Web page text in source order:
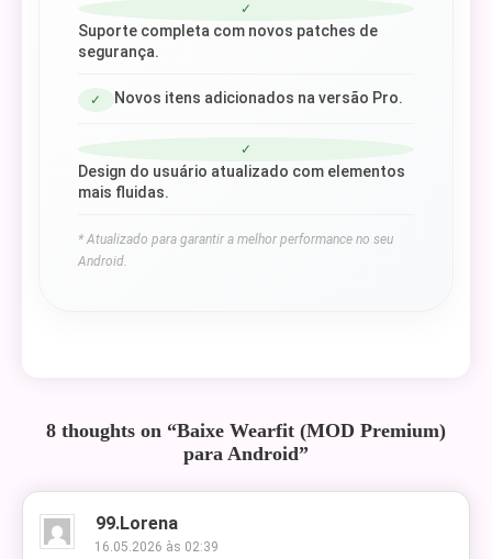
✓
Suporte completa com novos patches de
segurança.
✓ Novos itens adicionados na versão Pro.
✓
Design do usuário atualizado com elementos
mais fluidas.
* Atualizado para garantir a melhor performance no seu
Android.
8 thoughts on “Baixe Wearfit (MOD Premium)
para Android”
99.lorena
16.05.2026 às 02:39